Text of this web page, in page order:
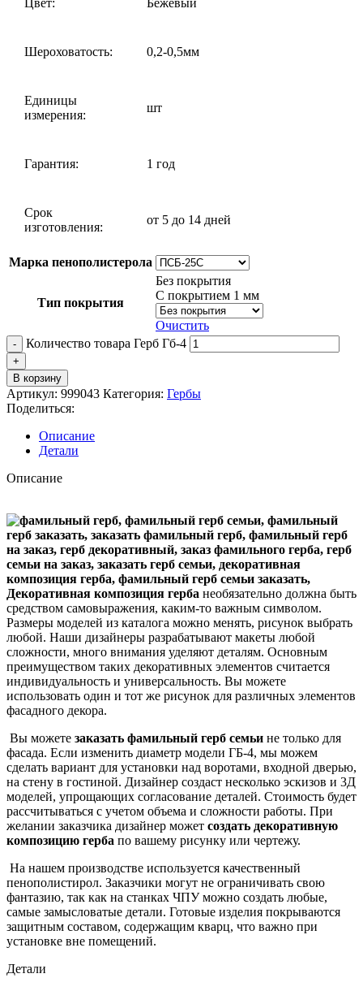
Цвет: Бежевый
Шероховатость: 0,2-0,5мм
Единицы
измерения:
шт
Гарантия: 1 год
Срок
изготовления:
от 5 до 14 дней
Марка пенополистерола
Тип покрытия
Без покрытия
С покрытием 1 мм
Очистить
Количество товара Герб Гб-4
В корзину
Артикул: 999043 Категория: Гербы
Поделиться:
Описание
Детали
Описание
Декоративная композиция герба необязательно должна быть
средством самовыражения, каким-то важным символом.
Размеры моделей из каталога можно менять, рисунок выбрать
любой. Наши дизайнеры разрабатывают макеты любой
сложности, много внимания уделяют деталям. Основным
преимуществом таких декоративных элементов считается
индивидуальность и универсальность. Вы можете
использовать один и тот же рисунок для различных элементов
фасадного декора.
Вы можете заказать фамильный герб семьи не только для
фасада. Если изменить диаметр модели ГБ-4, мы можем
сделать вариант для установки над воротами, входной дверью,
на стену в гостиной. Дизайнер создаст несколько эскизов и 3Д
моделей, упрощающих согласование деталей. Стоимость будет
рассчитываться с учетом объема и сложности работы. При
желании заказчика дизайнер может создать декоративную
композицию герба по вашему рисунку или чертежу.
На нашем производстве используется качественный
пенополистирол. Заказчики могут не ограничивать свою
фантазию, так как на станках ЧПУ можно создать любые,
самые замысловатые детали. Готовые изделия покрываются
защитным составом, содержащим кварц, что важно при
установке вне помещений.
Детали